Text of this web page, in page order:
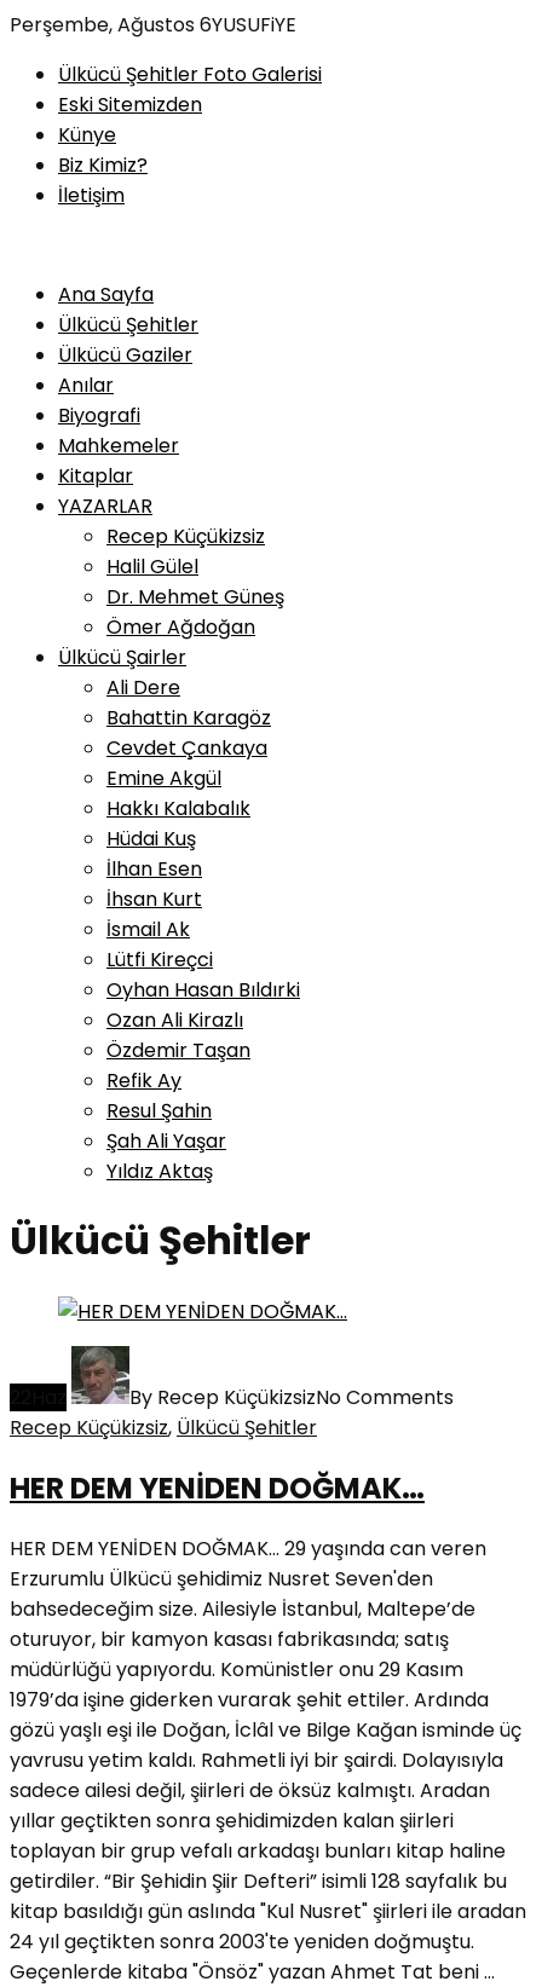
Skip
content
Perşembe, Ağustos 6YUSUFiYE
Ülkücü Şehitler Foto Galerisi
Eski Sitemizden
Künye
Biz Kimiz?
İletişim
Ana Sayfa
Ülkücü Şehitler
Ülkücü Gaziler
Anılar
Biyografi
Mahkemeler
Kitaplar
YAZARLAR
Recep Küçükizsiz
Halil Gülel
Dr. Mehmet Güneş
Ömer Ağdoğan
Ülkücü Şairler
Ali Dere
Bahattin Karagöz
Cevdet Çankaya
Emine Akgül
Hakkı Kalabalık
Hüdai Kuş
İlhan Esen
İhsan Kurt
İsmail Ak
Lütfi Kireçci
Oyhan Hasan Bıldırki
Ozan Ali Kirazlı
Özdemir Taşan
Refik Ay
Resul Şahin
Şah Ali Yaşar
Yıldız Aktaş
Ülkücü Şehitler
By Recep KüçükizsizNo Comments
Recep Küçükizsiz, Ülkücü Şehitler
HER DEM YENİDEN DOĞMAK…
HER DEM YENİDEN DOĞMAK... 29 yaşında can veren
Erzurumlu Ülkücü şehidimiz Nusret Seven'den
bahsedeceğim size. Ailesiyle İstanbul, Maltepe’de
oturuyor, bir kamyon kasası fabrikasında; satış
müdürlüğü yapıyordu. Komünistler onu 29 Kasım
1979’da işine giderken vurarak şehit ettiler. Ardında
gözü yaşlı eşi ile Doğan, İclâl ve Bilge Kağan isminde üç
yavrusu yetim kaldı. Rahmetli iyi bir şairdi. Dolayısıyla
sadece ailesi değil, şiirleri de öksüz kalmıştı. Aradan
yıllar geçtikten sonra şehidimizden kalan şiirleri
toplayan bir grup vefalı arkadaşı bunları kitap haline
getirdiler. “Bir Şehidin Şiir Defteri” isimli 128 sayfalık bu
kitap basıldığı gün aslında "Kul Nusret" şiirleri ile aradan
24 yıl geçtikten sonra 2003'te yeniden doğmuştu.
Geçenlerde kitaba "Önsöz" yazan Ahmet Tat beni ...